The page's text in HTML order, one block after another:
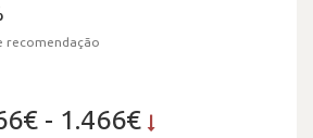
recomendação
- 1.466€